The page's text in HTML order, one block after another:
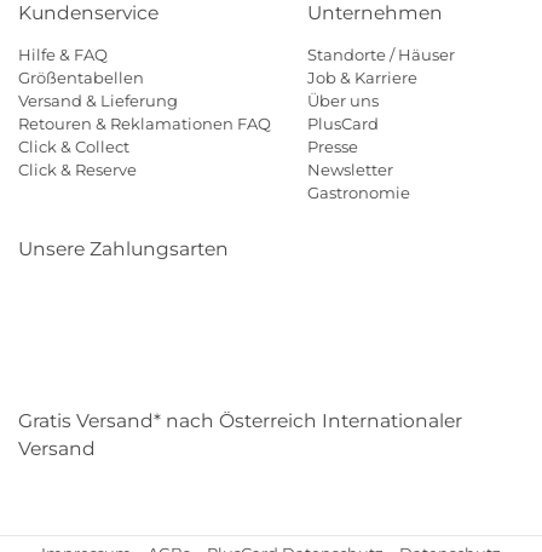
Kundenservice
Hilfe & FAQ
Größentabellen
Versand & Lieferung
Retouren & Reklamationen FAQ
Click & Collect
Click & Reserve
Unternehmen
Standorte / Häuser
Job & Karriere
Über uns
PlusCard
Presse
Newsletter
Gastronomie
Unsere Zahlungsarten
Gratis Versand* nach Österreich Internationaler
Versand